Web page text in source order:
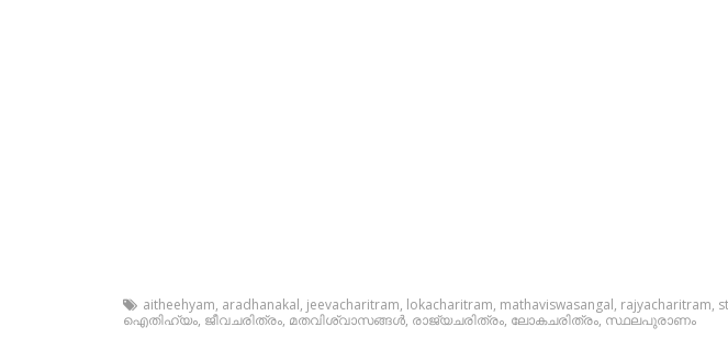
aitheehyam, aradhanakal, jeevacharitram, lokacharitram, mathaviswasangal, rajyacharitram,
ഐതിഹ്യം, ജീവചരിത്രം, മതവിശ്വാസങ്ങള്‍, രാജ്യചരിത്രം, ലോകചരിത്രം, സ്ഥലപുരാണം